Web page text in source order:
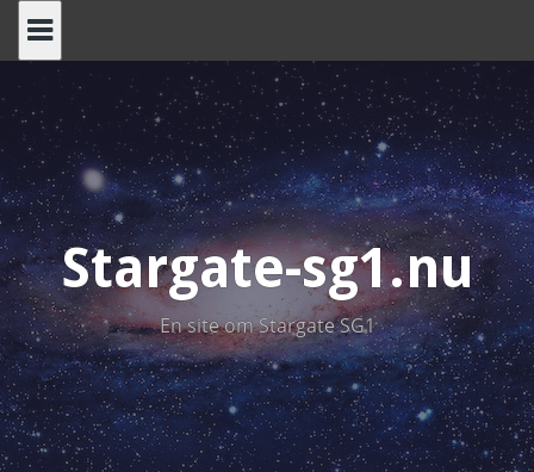
Stargate-sg1.nu
En site om Stargate SG1